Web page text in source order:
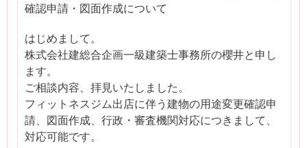
確認申請・図面作成について
はじめまして。
株式会社建総合企画一級建築士事務所の櫻井と申し
ます。
ご相談内容、拝見いたしました。
フィットネスジム出店に伴う建物の用途変更確認申
請、図面作成、行政・審査機関対応につきまして、
対応可能です。